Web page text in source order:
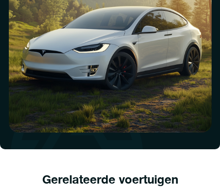
Gerelateerde voertuigen